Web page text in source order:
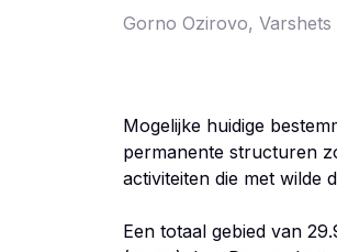
Gorno Ozirovo, Varshets
Mogelijke huidige
permanente structuren
activiteiten die met wilde
Een totaal gebied van